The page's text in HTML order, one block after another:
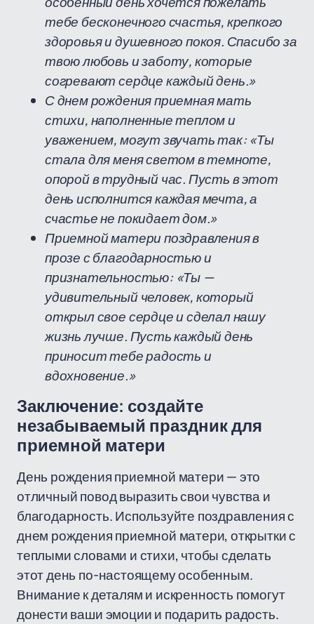
тебе бесконечного счастья, крепкого
здоровья и душевного покоя. Спасибо за
твою любовь и заботу, которые
согревают сердце каждый день.»
С днем рождения приемная мать
стихи, наполненные теплом и
уважением, могут звучать так: «Ты
стала для меня светом в темноте,
опорой в трудный час. Пусть в этот
день исполнится каждая мечта, а
счастье не покидает дом.»
Приемной матери поздравления в
прозе с благодарностью и
признательностью: «Ты —
удивительный человек, который
открыл свое сердце и сделал нашу
жизнь лучше. Пусть каждый день
приносит тебе радость и
вдохновение.»
Заключение: создайте
незабываемый праздник для
приемной матери
День рождения приемной матери — это
отличный повод выразить свои чувства и
благодарность. Используйте поздравления с
днем рождения приемной матери, открытки с
теплыми словами и стихи, чтобы сделать
этот день по-настоящему особенным.
Внимание к деталям и искренность помогут
донести ваши эмоции и подарить радость.